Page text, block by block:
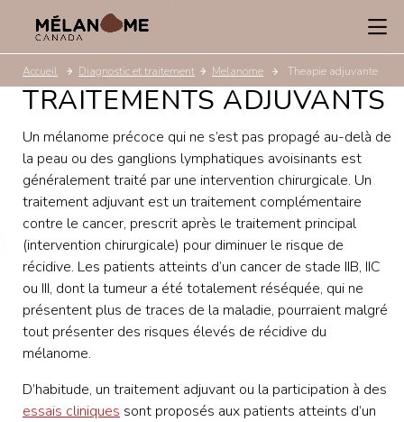
Accueil Melanome
Diagnostic et traitement Theapie adjuvante
TRAITEMENTS ADJUVANTS
Un mélanome précoce qui ne s’est pas propagé au-delà de
la peau ou des ganglions lymphatiques avoisinants est
généralement traité par une intervention chirurgicale. Un
traitement adjuvant est un traitement complémentaire
contre le cancer, prescrit après le traitement principal
(intervention chirurgicale) pour diminuer le risque de
récidive. Les patients atteints d’un cancer de stade IIB, IIC
ou III, dont la tumeur a été totalement réséquée, qui ne
présentent plus de traces de la maladie, pourraient malgré
tout présenter des risques élevés de récidive du
mélanome.
D’habitude, un traitement adjuvant ou la participation à des
essais cliniques sont proposés aux patients atteints d’un